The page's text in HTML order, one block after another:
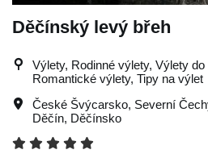
Děčínský levý břeh
Výlety, Rodinné výlety, Výlety
Romantické výlety, Tipy na výlet
České Švýcarsko, Severní
Děčín, Děčínsko